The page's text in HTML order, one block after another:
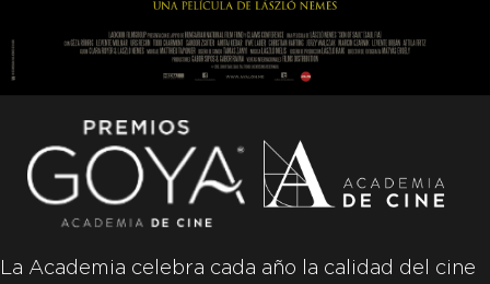
La Academia celebra cada año la calidad del cine